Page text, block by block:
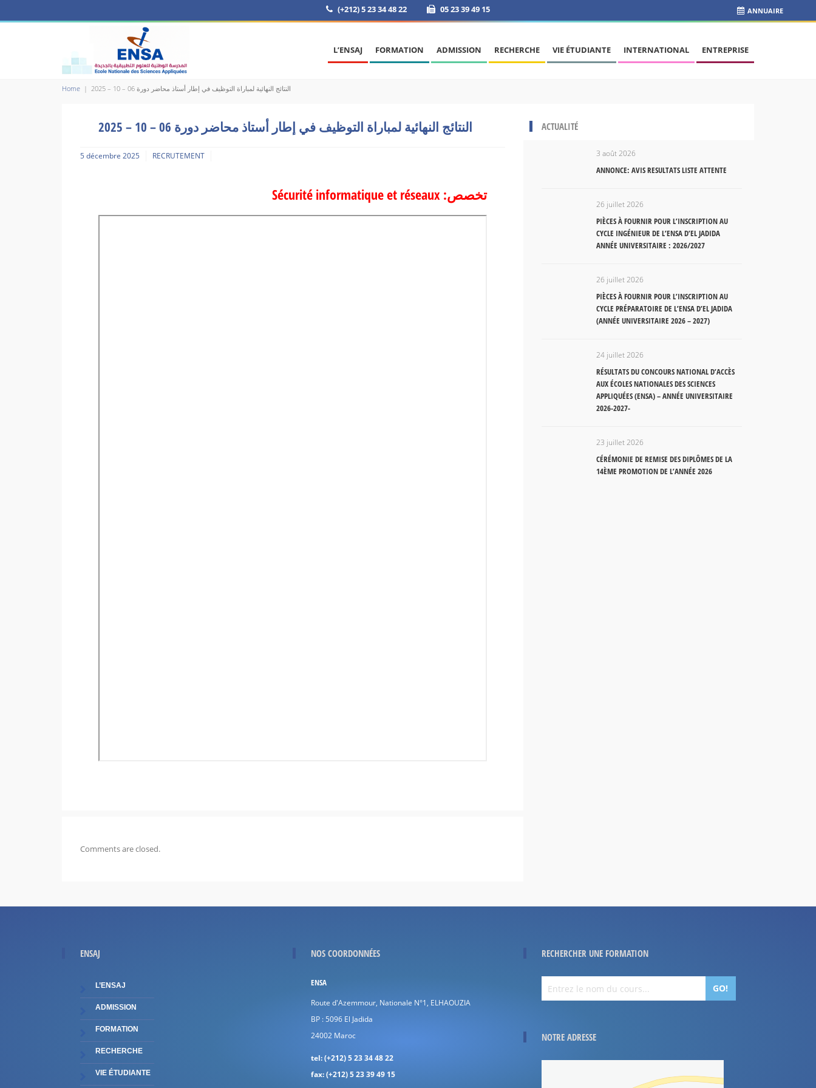
(+212) 5 23 34 48 22 05 23 39 49 15 ANNUAIRE
L’ENSAJ FORMATION ADMISSION RECHERCHE VIE ÉTUDIANTE INTERNATIONAL ENTREPRISE
Home | النتائج النهائية لمباراة التوظيف في إطار أستاذ محاضر دورة 06 – 10 – 2025
النتائج النهائية لمباراة التوظيف في إطار أستاذ محاضر دورة 06 – 10 – 2025
5 décembre 2025 RECRUTEMENT
Sécurité informatique et réseaux :تخصص
Comments are closed.
ACTUALITÉ
3 août 2026
ANNONCE: AVIS RESULTATS LISTE ATTENTE
26 juillet 2026
PIÈCES À FOURNIR POUR L’INSCRIPTION AU
CYCLE INGÉNIEUR DE L’ENSA D’EL JADIDA
ANNÉE UNIVERSITAIRE : 2026/2027
26 juillet 2026
PIÈCES À FOURNIR POUR L’INSCRIPTION AU
CYCLE PRÉPARATOIRE DE L’ENSA D’EL JADIDA
(ANNÉE UNIVERSITAIRE 2026 – 2027)
24 juillet 2026
RÉSULTATS DU CONCOURS NATIONAL D’ACCÈS
AUX ÉCOLES NATIONALES DES SCIENCES
APPLIQUÉES (ENSA) – ANNÉE UNIVERSITAIRE
2026-2027-
23 juillet 2026
CÉRÉMONIE DE REMISE DES DIPLÔMES DE LA
14ÈME PROMOTION DE L’ANNÉE 2026
ENSAJ
L’ENSAJ
ADMISSION
FORMATION
RECHERCHE
VIE ÉTUDIANTE
NOS COORDONNÉES
ENSA
Route d'Azemmour, Nationale N°1, ELHAOUZIA
BP : 5096 El Jadida
24002 Maroc
tel:(+212) 5 23 34 48 22
fax:(+212) 5 23 39 49 15
RECHERCHER UNE FORMATION
GO!
NOTRE ADRESSE